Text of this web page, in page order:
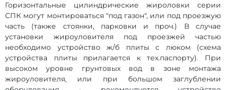
Горизонтальные цилиндрические жироловки серии
СПК могут монтироваться "под газон", или под проезжую
часть (также стоянки, парковки и проч.) В случае
установки жироуловителя под проезжей частью
необходимо устройство ж/б плиты с люком (схема
устройства плиты прилагается к тех.паспорту). При
высоком уровне грунтовых вод в зоне монтажа
жироуловителя, или при большом заглублении